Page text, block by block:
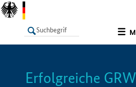
LISTE
Erfolgreiche